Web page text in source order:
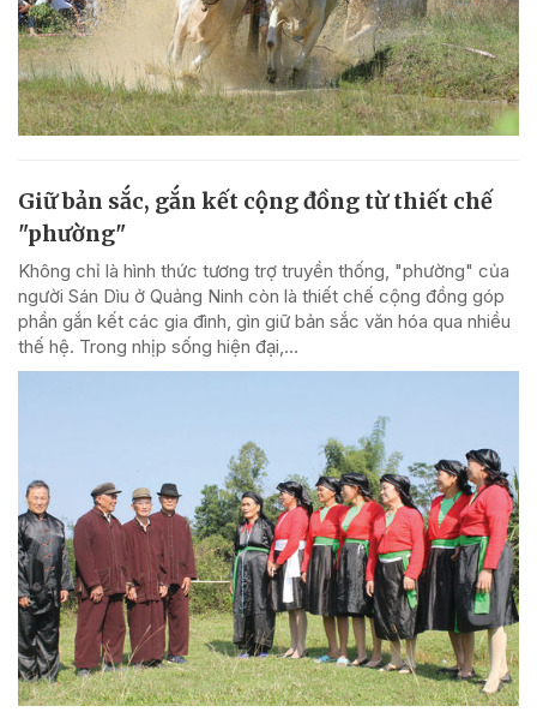
Giữ bản sắc, gắn kết cộng đồng từ thiết chế
"phường"
Không chỉ là hình thức tương trợ truyền thống, "phường" của
người Sán Dìu ở Quảng Ninh còn là thiết chế cộng đồng góp
phần gắn kết các gia đình, gìn giữ bản sắc văn hóa qua nhiều
thế hệ. Trong nhịp sống hiện đại,...